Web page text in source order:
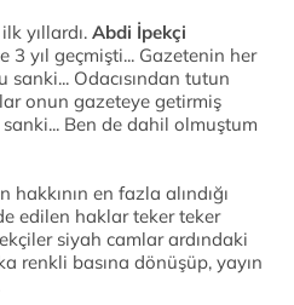
yıllardı. Abdi İpekçi
yıl geçmişti... Gazetenin her
sanki... Odacısından tutun
onun gazeteye getirmiş
Ben de dahil olmuştum
en fazla alındığı
edilen haklar teker teker
siyah camlar ardındaki
renkli basına dönüşüp, yayın